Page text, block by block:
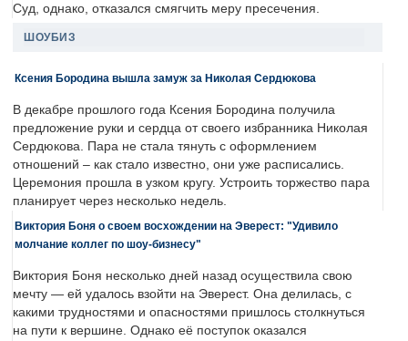
Суд, однако, отказался смягчить меру пресечения.
ШОУБИЗ
Ксения Бородина вышла замуж за Николая Сердюкова
В декабре прошлого года Ксения Бородина получила
предложение руки и сердца от своего избранника Николая
Сердюкова. Пара не стала тянуть с оформлением
отношений – как стало известно, они уже расписались.
Церемония прошла в узком кругу. Устроить торжество пара
планирует через несколько недель.
Виктория Боня о своем восхождении на Эверест: "Удивило
молчание коллег по шоу-бизнесу"
Виктория Боня несколько дней назад осуществила свою
мечту — ей удалось взойти на Эверест. Она делилась, с
какими трудностями и опасностями пришлось столкнуться
на пути к вершине. Однако её поступок оказался